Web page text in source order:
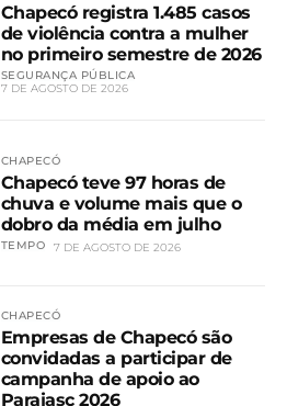
Chapecó registra 1.485 casos
de violência contra a mulher
no primeiro semestre de 2026
SEGURANÇA PÚBLICA
7 DE AGOSTO DE 2026
CHAPECÓ
Chapecó teve 97 horas de
chuva e volume mais que o
dobro da média em julho
TEMPO 7 DE AGOSTO DE 2026
CHAPECÓ
Empresas de Chapecó são
convidadas a participar de
campanha de apoio ao
Parajasc 2026